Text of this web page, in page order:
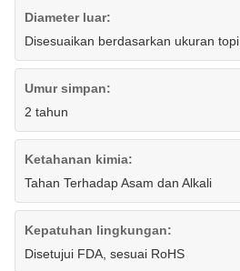
Diameter luar:
Disesuaikan berdasarkan ukuran topi
Umur simpan:
2 tahun
Ketahanan kimia:
Tahan Terhadap Asam dan Alkali
Kepatuhan lingkungan:
Disetujui FDA, sesuai RoHS